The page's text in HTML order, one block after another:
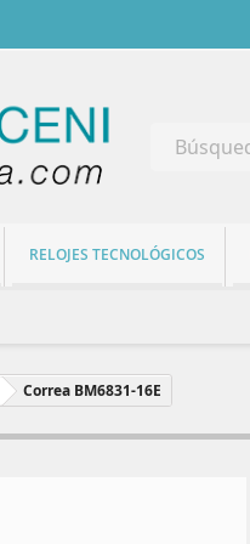
RELOJES TECNOLÓGICOS
Correa BM6831-16E